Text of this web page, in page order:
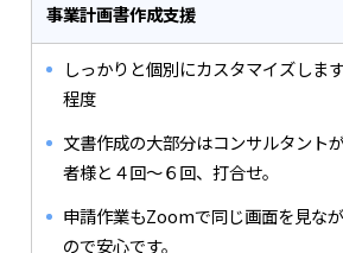
事業計画書作成支援
しっかりと個別にカスタマイズしま
程度
文書作成の大部分はコンサルタント
者様と４回～６回、打合せ。
申請作業もZoomで同じ画面を見な
ので安心です。